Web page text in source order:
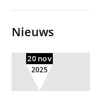
Nieuws
20 nov
2025